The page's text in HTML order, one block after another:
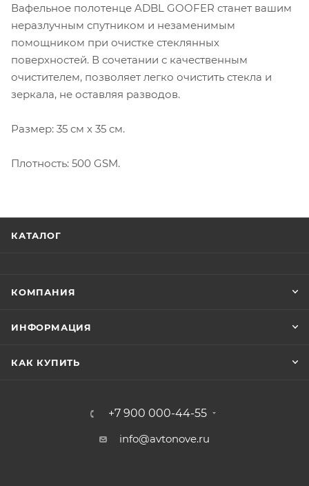
Вафельное полотенце ADBL GOOFER станет вашим
неразлучным спутником и незаменимым
помощником при очистке стеклянных
поверхностей. В сочетании с качественным
очистителем, позволяет легко очистить стекла и
зеркала, не оставляя разводов.
Размер: 35 см х 35 см.
Плотность: 500 GSM.
КАТАЛОГ
КОМПАНИЯ
ИНФОРМАЦИЯ
КАК КУПИТЬ
+7 900 000-44-55
info@avtonove.ru